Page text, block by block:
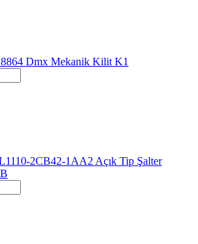
Dmx Mekanik Kilit K1
2CB42-1AA2 Açık Tip Şalter